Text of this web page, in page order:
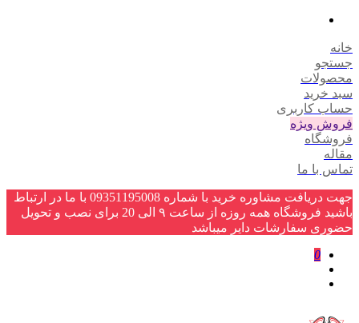
خانه
جستجو
محصولات
سبد خرید
حساب کاربری
فروش ویژه
فروشگاه
مقاله
تماس با ما
جهت دریافت مشاوره خرید با شماره 09351195008 با ما در ارتباط
باشید فروشگاه همه روزه از ساعت ۹ الی 20 برای نصب و تحویل
حضوری سفارشات دایر میباشد
0